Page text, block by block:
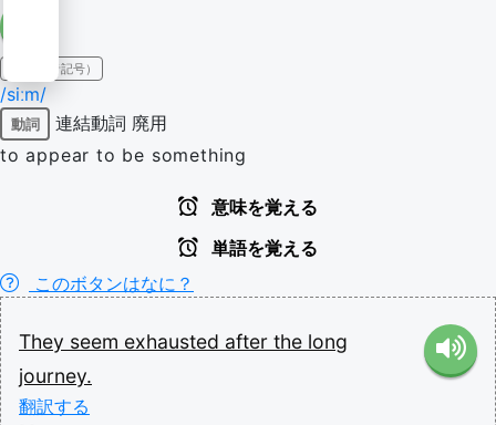
IPA（発音記号）
/siːm/
動詞 連結動詞 廃用
to appear to be something
意味を覚える
単語を覚える
このボタンはなに？
They seem exhausted after the long
journey.
翻訳する